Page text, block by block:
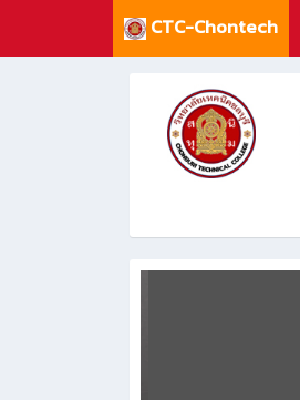
CTC-Chontech